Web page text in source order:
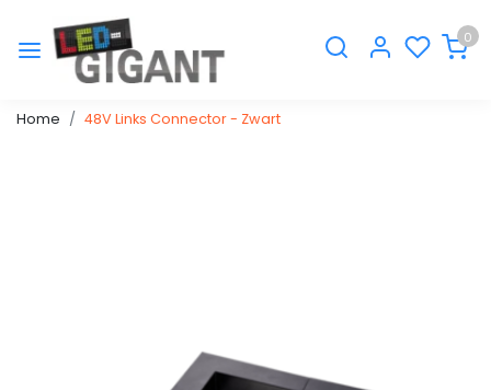
0
Home 48V Links Connector - Zwart